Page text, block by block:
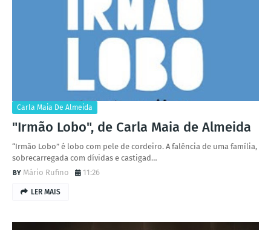
Carla Maia De Almeida
"Irmão Lobo", de Carla Maia de Almeida
“Irmão Lobo” é lobo com pele de cordeiro. A falência de uma família,
sobrecarregada com dívidas e castigad…
Mário Rufino
11:26
LER MAIS